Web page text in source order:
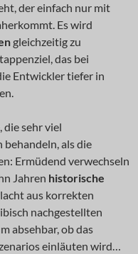
der einfach nur mit
Es wird
gleichzeitig zu
das bei
Entwickler tiefer in
die sehr viel
als die
Ermüdend verwechseln
Jahren historische
aus korrekten
nachgestellten
absehbar, ob das
einläuten wird…